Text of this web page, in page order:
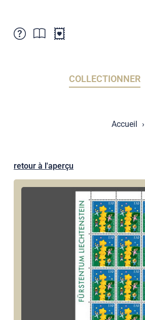
Points de vente
Sociétés de collectionneurs
Abonnement
Archives des timbrage
COLLECTIONNER
Accueil
retour à l'aperçu